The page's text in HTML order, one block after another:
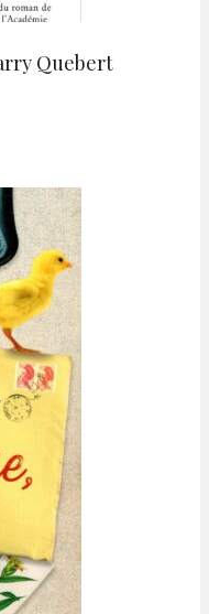
Quebert